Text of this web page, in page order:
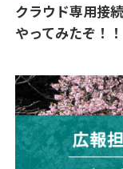
クラウド専用接
やってみたぞ！！